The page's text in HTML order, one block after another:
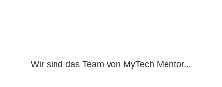
Wir sind das Team von MyTech Mentor...